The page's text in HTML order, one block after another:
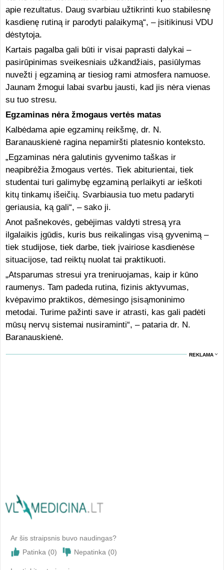
apie rezultatus. Daug svarbiau užtikrinti kuo stabilesnę
kasdienę rutiną ir parodyti palaikymą“, – įsitikinusi VDU
dėstytoja.
Kartais pagalba gali būti ir visai paprasti dalykai –
pasirūpinimas sveikesniais užkandžiais, pasiūlymas
nuvežti į egzaminą ar tiesiog rami atmosfera namuose.
Jaunam žmogui labai svarbu jausti, kad jis nėra vienas
su tuo stresu.
Egzaminas nėra žmogaus vertės matas
Kalbėdama apie egzaminų reikšmę, dr. N.
Baranauskienė ragina nepamiršti platesnio konteksto.
„Egzaminas nėra galutinis gyvenimo taškas ir
neapibrėžia žmogaus vertės. Tiek abiturientai, tiek
studentai turi galimybę egzaminą perlaikyti ar ieškoti
kitų tinkamų išeičių. Svarbiausia tuo metu padaryti
geriausia, ką gali“, – sako ji.
Anot pašnekovės, gebėjimas valdyti stresą yra
ilgalaikis įgūdis, kuris bus reikalingas visą gyvenimą –
tiek studijose, tiek darbe, tiek įvairiose kasdienėse
situacijose, tad reiktų nuolat tai praktikuoti.
„Atsparumas stresui yra treniruojamas, kaip ir kūno
raumenys. Tam padeda rutina, fizinis aktyvumas,
kvėpavimo praktikos, dėmesingo įsisąmoninimo
metodai. Turime pažinti save ir atrasti, kas gali padėti
mūsų nervų sistemai nusiraminti“, – pataria dr. N.
Baranauskienė.
REKLAMA
Ar šis straipsnis buvo naudingas?
Patinka (0) Nepatinka (0)